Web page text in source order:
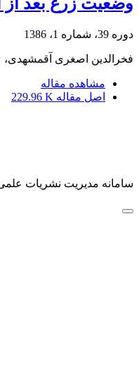
دوره 39، شماره 1، 1386
فخرالدین اصغری آقمشهدی،
مشاهده مقاله
اصل مقاله 229.96 K
سامانه مدیریت نشریات